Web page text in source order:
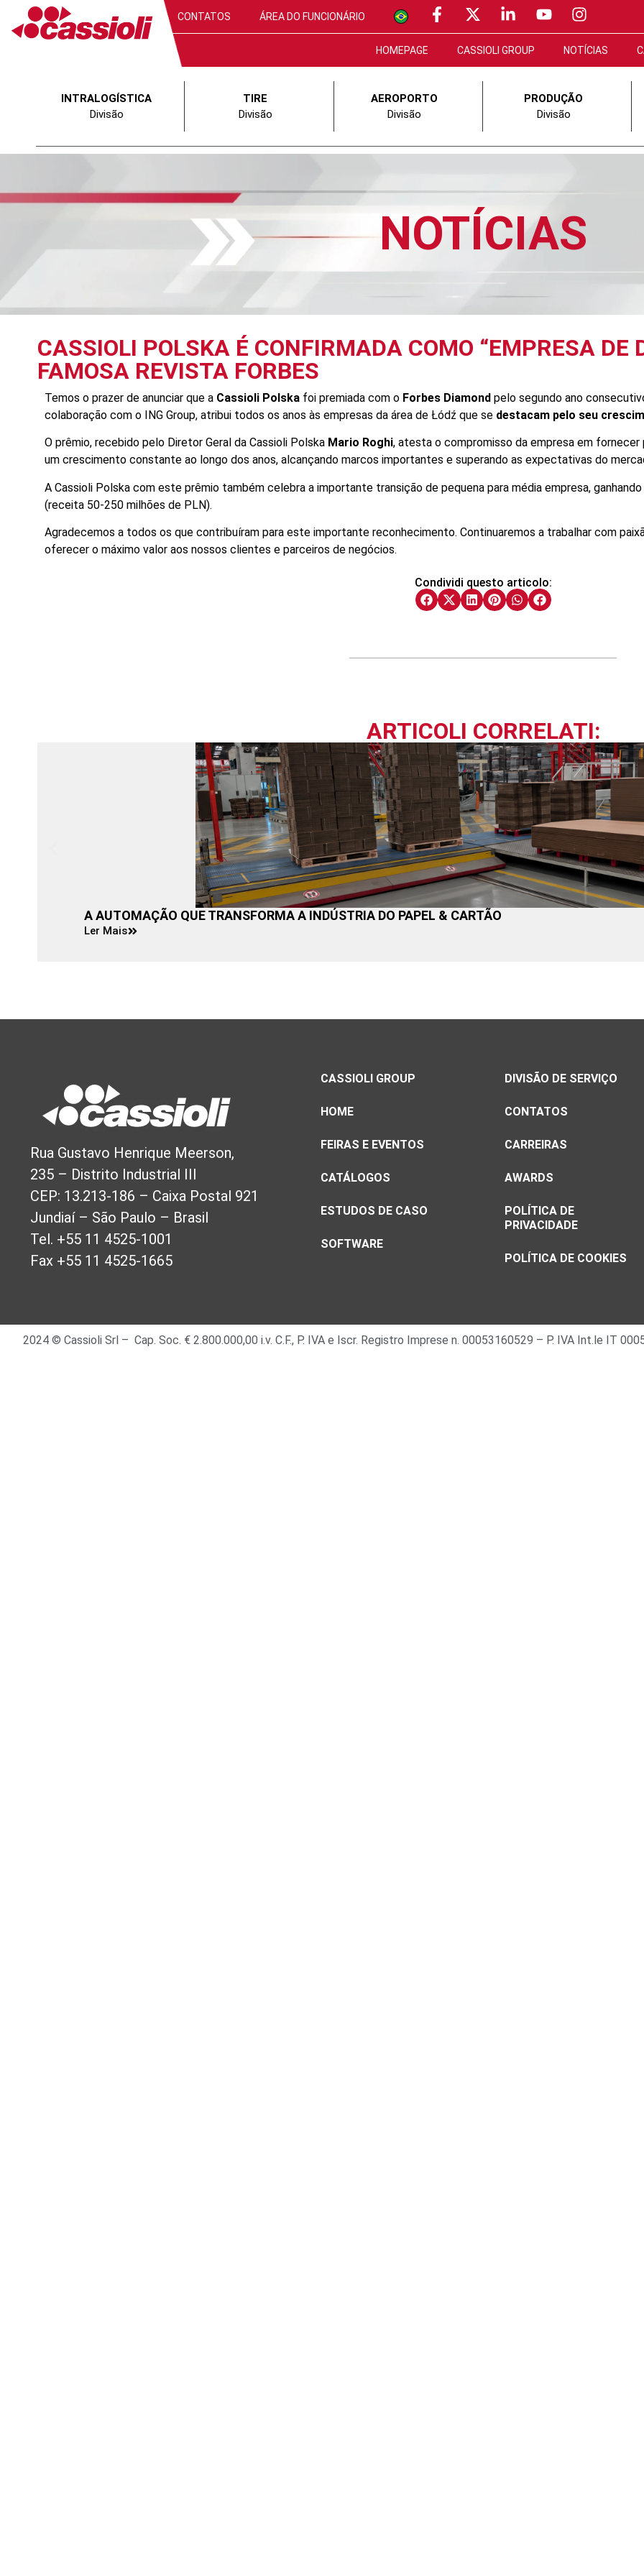
CONTATOS ÁREA DO FUNCIONÁRIO
HOMEPAGE CASSIOLI GROUP NOTÍCIAS
INTRALOGÍSTICA
Divisão
TIRE
Divisão
AEROPORTO
Divisão
PRODUÇÃO
Divisão
NOTÍCIAS
CASSIOLI POLSKA É CONFIRMADA COMO “EMPRESA DE
FAMOSA REVISTA FORBES
Temos o prazer de anunciar que a Cassioli Polska foi premiada com o Forbes Diamond pelo segundo ano
colaboração com o ING Group, atribui todos os anos às empresas da área de Łódź que se destacam pelo seu
O prêmio, recebido pelo Diretor Geral da Cassioli Polska Mario Roghi, atesta o compromisso da empresa em
um crescimento constante ao longo dos anos, alcançando marcos importantes e superando as expectativas do
A Cassioli Polska com este prêmio também celebra a importante transição de pequena para média empresa,
(receita 50-250 milhões de PLN).
Agradecemos a todos os que contribuíram para este importante reconhecimento. Continuaremos a trabalhar com
oferecer o máximo valor aos nossos clientes e parceiros de negócios.
Condividi questo articolo:
ARTICOLI CORRELATI:
A AUTOMAÇÃO QUE TRANSFORMA A INDÚSTRIA DO PAPEL & CARTÃO
Ler Mais
Rua Gustavo Henrique Meerson,
235 – Distrito Industrial III
CEP: 13.213-186 – Caixa Postal 921
Jundiaí – São Paulo – Brasil
Tel. +55 11 4525-1001
Fax +55 11 4525-1665
CASSIOLI GROUP
HOME
FEIRAS E EVENTOS
CATÁLOGOS
ESTUDOS DE CASO
SOFTWARE
DIVISÃO DE SERVIÇO
CONTATOS
CARREIRAS
AWARDS
POLÍTICA DE
PRIVACIDADE
POLÍTICA DE COOKIES
2024 © Cassioli Srl – Cap. Soc. € 2.800.000,00 i.v. C.F., P. IVA e Iscr. Registro Imprese n. 00053160529 – P. IVA Int.le IT